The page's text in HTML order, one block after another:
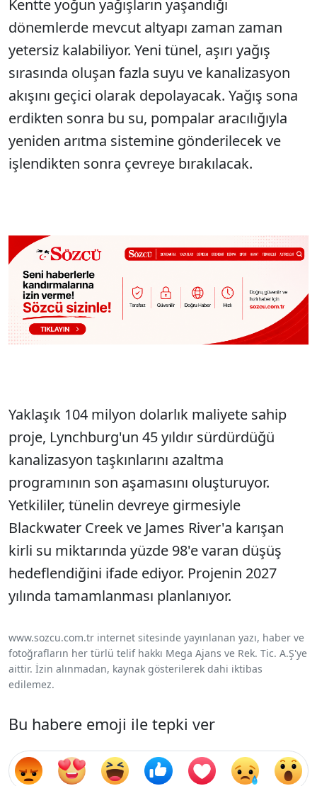
Kentte yoğun yağışların yaşandığı
dönemlerde mevcut altyapı zaman zaman
yetersiz kalabiliyor. Yeni tünel, aşırı yağış
sırasında oluşan fazla suyu ve kanalizasyon
akışını geçici olarak depolayacak. Yağış sona
erdikten sonra bu su, pompalar aracılığıyla
yeniden arıtma sistemine gönderilecek ve
işlendikten sonra çevreye bırakılacak.
Yaklaşık 104 milyon dolarlık maliyete sahip
proje, Lynchburg'un 45 yıldır sürdürdüğü
kanalizasyon taşkınlarını azaltma
programının son aşamasını oluşturuyor.
Yetkililer, tünelin devreye girmesiyle
Blackwater Creek ve James River'a karışan
kirli su miktarında yüzde 98'e varan düşüş
hedeflendiğini ifade ediyor. Projenin 2027
yılında tamamlanması planlanıyor.
www.sozcu.com.tr internet sitesinde yayınlanan yazı, haber ve
fotoğrafların her türlü telif hakkı Mega Ajans ve Rek. Tic. A.Ş'ye
aittir. İzin alınmadan, kaynak gösterilerek dahi iktibas
edilemez.
Bu habere emoji ile tepki ver